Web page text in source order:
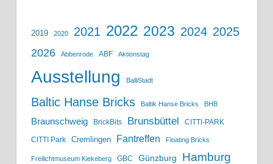
2019 2020 2021 2022 2023 2024 2025
2026 Abbenrode ABF Aktionstag
Ausstellung BalliStadt
Baltic Hanse Bricks Baltik Hanse Bricks BHB
Braunschweig BrickBits Brunsbüttel CITTI-PARK
CITTI Park Cremlingen Fantreffen Floating Bricks
Freilichtmuseum Kiekeberg GBC Günzburg Hamburg